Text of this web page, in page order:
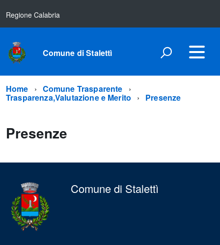
Regione Calabria
Comune di Stalettì
Home Comune Trasparente
Trasparenza,Valutazione e Merito Presenze
Presenze
Comune di Stalettì